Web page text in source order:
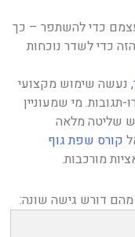
כדי להשתפר – כך
כדי לשדר נוכחות
, נעשה שימוש מקצועי
תגובות. מי שמעוניין
שליטה מלאה
קורס שפת גוף
מורכבות.
מהם דורש גישה שונה: